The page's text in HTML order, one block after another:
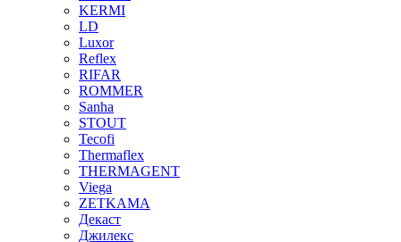
KERMI
LD
Luxor
Reflex
RIFAR
ROMMER
Sanha
STOUT
Tecofi
Thermaflex
THERMAGENT
Viega
ZETKAMA
Декаст
Джилекс